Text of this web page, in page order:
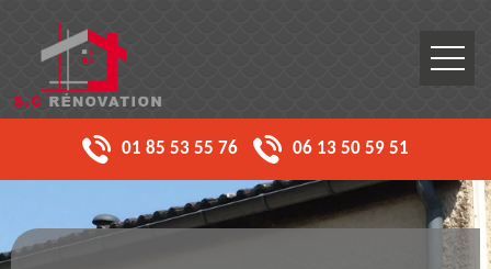
01 85 53 55 76 06 13 50 59 51